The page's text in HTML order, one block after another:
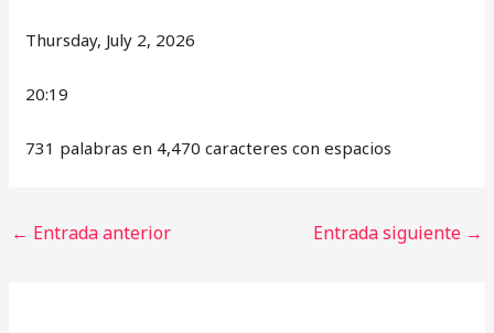
Thursday, July 2, 2026
20:19
731 palabras en 4,470 caracteres con espacios
← Entrada anterior Entrada siguiente →